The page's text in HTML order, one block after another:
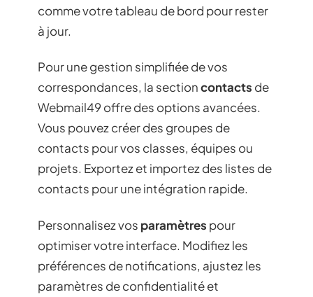
comme votre tableau de bord pour rester
à jour.
Pour une gestion simplifiée de vos
correspondances, la sectioncontacts de
Webmail49 offre des options avancées.
Vous pouvez créer des groupes de
contacts pour vos classes, équipes ou
projets. Exportez et importez des listes de
contacts pour une intégration rapide.
Personnalisez vos paramètres pour
optimiser votre interface. Modifiez les
préférences de notifications, ajustez les
paramètres de confidentialité et